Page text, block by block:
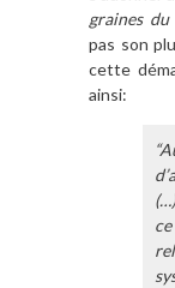
graines
pas son
cette
ainsi: